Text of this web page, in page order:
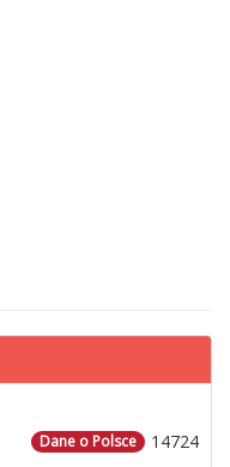
14724
Dane o Polsce